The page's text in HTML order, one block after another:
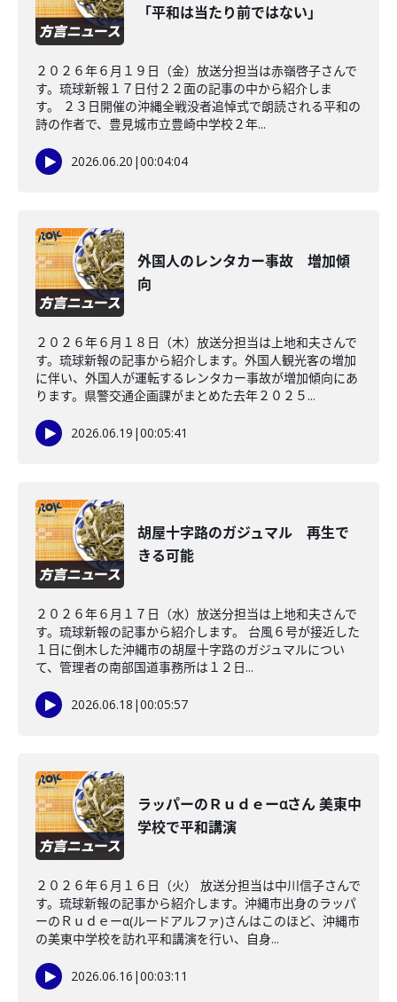
「平和は当たり前ではない」
２０２６年６月１９日（金）放送分担当は赤嶺啓子さんで
す。琉球新報１７日付２２面の記事の中から紹介しま
す。 ２３日開催の沖縄全戦没者追悼式で朗読される平和の
詩の作者で、豊見城市立豊崎中学校２年...
2026.06.20 |00:04:04
外国人のレンタカー事故 増加傾
向
２０２６年６月１８日（木）放送分担当は上地和夫さんで
す。琉球新報の記事から紹介します。外国人観光客の増加
に伴い、外国人が運転するレンタカー事故が増加傾向にあ
ります。県警交通企画課がまとめた去年２０２５...
2026.06.19 |00:05:41
胡屋十字路のガジュマル 再生で
きる可能
２０２６年６月１７日（水）放送分担当は上地和夫さんで
す。琉球新報の記事から紹介します。 台風６号が接近した
１日に倒木した沖縄市の胡屋十字路のガジュマルについ
て、管理者の南部国道事務所は１２日...
2026.06.18 |00:05:57
ラッパーのＲｕｄｅーαさん 美東中
学校で平和講演
２０２６年６月１６日（火） 放送分担当は中川信子さんで
す。琉球新報の記事から紹介します。沖縄市出身のラッパ
ーのＲｕｄｅーα(ルードアルファ)さんはこのほど、沖縄市
の美東中学校を訪れ平和講演を行い、自身...
2026.06.16 |00:03:11